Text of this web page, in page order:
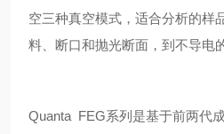
空三种真空模式，适合分析的样
料、断口和抛光断面，到不导电
Quanta FEG系列是基于前两代